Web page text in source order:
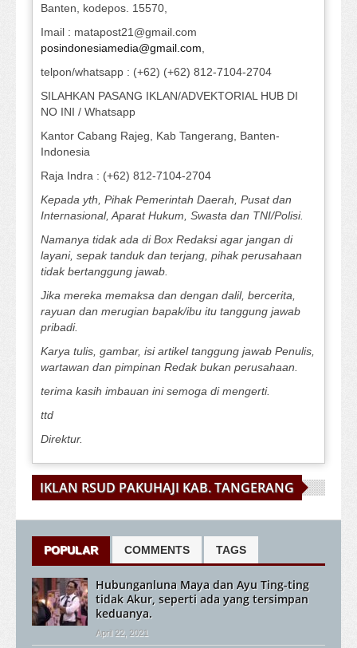
Banten, kodepos. 15570,
Imail : matapost21@gmail.com
posindonesiamedia@gmail.com,
telpon/whatsapp : (+62) (+62) 812-7104-2704
SILAHKAN PASANG IKLAN/ADVEKTORIAL HUB DI
NO INI / Whatsapp
Kantor Cabang Rajeg, Kab Tangerang, Banten-
Indonesia
Raja Indra : (+62) 812-7104-2704
Kepada yth, Pihak Pemerintah Daerah, Pusat dan
Internasional, Aparat Hukum, Swasta dan TNI/Polisi.
Namanya tidak ada di Box Redaksi agar jangan di
layani, sepak tanduk dan terjang, pihak perusahaan
tidak bertanggung jawab.
Jika mereka memaksa dan dengan dalil, bercerita,
rayuan dan merugian bapak/ibu itu tanggung jawab
pribadi.
Karya tulis, gambar, isi artikel tanggung jawab Penulis,
wartawan dan pimpinan Redak bukan perusahaan.
terima kasih imbauan ini semoga di mengerti.
ttd
Direktur.
IKLAN RSUD PAKUHAJI KAB. TANGERANG
POPULAR COMMENTS TAGS
Hubunganluna Maya dan Ayu Ting-ting
tidak Akur, seperti ada yang tersimpan
keduanya.
April 22, 2021